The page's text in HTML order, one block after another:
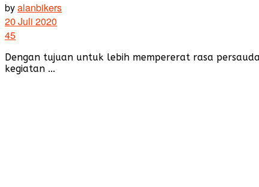
byalanbikers
20 Juli 2020
45
Dengan tujuan untuk lebih mempererat rasa
kegiatan ...